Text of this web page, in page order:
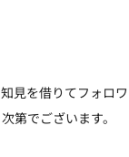
見を借りてフォロワ
第でございます。